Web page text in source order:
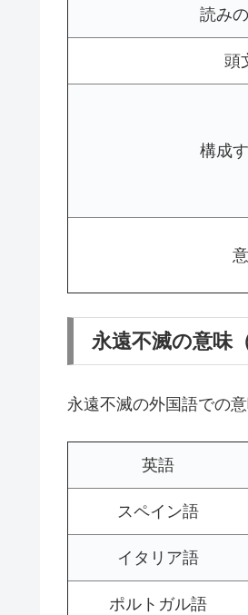
読み
頭
構成
永遠不滅の意味
永遠不滅の外国語での
英語
スペイン語
イタリア語
ポルトガル語